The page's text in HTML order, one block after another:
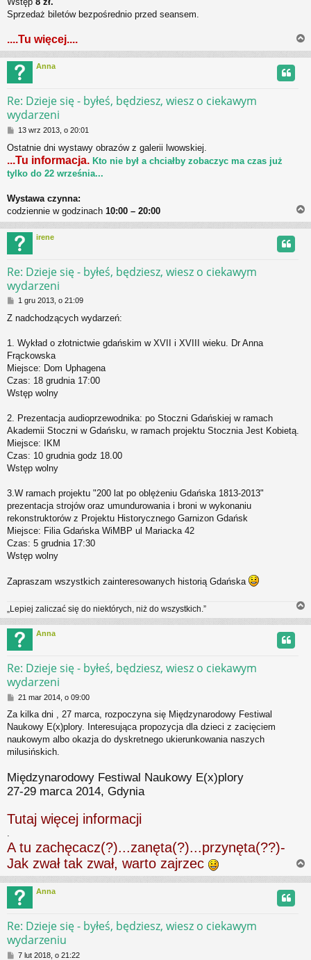
Sprzedaż biletów bezpośrednio przed seansem.
....Tu więcej....
a
g
Anna
Re: Dzieje się - byłeś, będziesz, wiesz o ciekawym
wydarzeni
P
s
13 wrz 2013, o 20:01
Ostatnie dni wystawy obrazów z galerii lwowskiej.
...Tu informacja. Kto nie był a chciałby zobaczyc ma czas już
tylko do 22 września...
Wystawa czynna:
codziennie w godzinach 10:00 – 20:00
a
g
irene
Re: Dzieje się - byłeś, będziesz, wiesz o ciekawym
wydarzeni
P
s
1 gru 2013, o 21:09
Z nadchodzących wydarzeń:
1. Wykład o złotnictwie gdańskim w XVII i XVIII wieku. Dr Anna
Frąckowska
Miejsce: Dom Uphagena
Czas: 18 grudnia 17:00
Wstęp wolny
2. Prezentacja audioprzewodnika: po Stoczni Gdańskiej w ramach
Akademii Stoczni w Gdańsku, w ramach projektu Stocznia Jest Kobietą.
Miejsce: IKM
Czas: 10 grudnia godz 18.00
Wstęp wolny
3.W ramach projektu "200 lat po oblężeniu Gdańska 1813-2013"
prezentacja strojów oraz umundurowania i broni w wykonaniu
rekonstruktorów z Projektu Historycznego Garnizon Gdańsk
Miejsce: Filia Gdańska WiMBP ul Mariacka 42
Czas: 5 grudnia 17:30
Wstęp wolny
Zapraszam wszystkich zainteresowanych historią Gdańska
„Lepiej zaliczać się do niektórych, niż do wszystkich.”
a
g
Anna
Re: Dzieje się - byłeś, będziesz, wiesz o ciekawym
wydarzeni
P
s
t
21 mar 2014, o 09:00
Za kilka dni , 27 marca, rozpoczyna się Międzynarodowy Festiwal
Naukowy E(x)plory. Interesująca propozycja dla dzieci z zacięciem
naukowym albo okazja do dyskretnego ukierunkowania naszych
milusińskich.
Międzynarodowy Festiwal Naukowy E(x)plory
27-29 marca 2014, Gdynia
Tutaj więcej informacji
.
A tu zachęcacz(?)...zanęta(?)...przynęta(??)-
Jak zwał tak zwał, warto zajrzec
a
g
Anna
Re: Dzieje się - byłeś, będziesz, wiesz o ciekawym
wydarzeniu
P7 lut 2018, o 21:22